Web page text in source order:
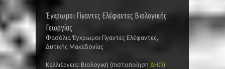
Έγχρωμοι Γίγαντες Ελέφαντες Βιολογικής
Γεωργίας
Φασόλια Έγχρωμοι Γίγαντες Ελέφαντες,
Δυτικής Μακεδονίας
Καλλιέργεια: Βιολογική (πιστοποίηση ΔΗΩ)